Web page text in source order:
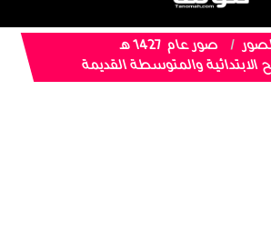
صور عام 1427 هـ
والمتوسطة القديمة